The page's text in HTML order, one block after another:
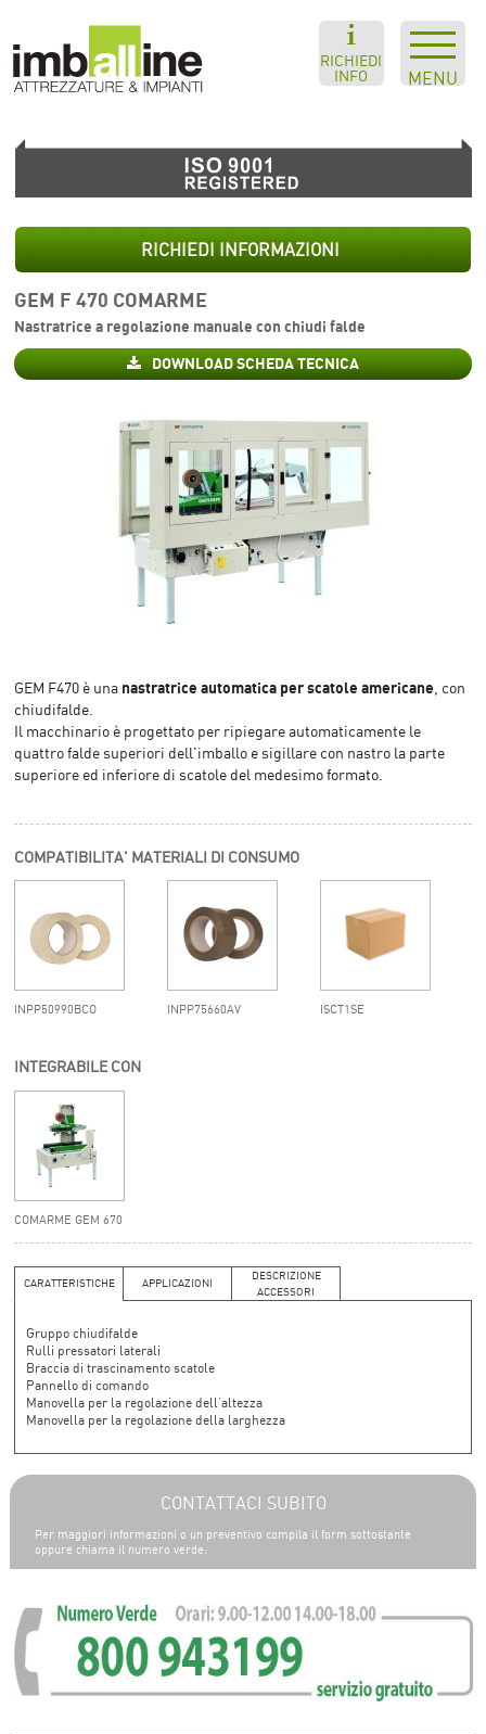
MENU
RICHIEDI
INFO
RICHIEDI INFORMAZIONI
GEM F 470 COMARME
Nastratrice a regolazione manuale con chiudi falde
DOWNLOAD SCHEDA TECNICA
GEM F470 è una nastratrice automatica per scatole americane, con
chiudifalde.
Il macchinario è progettato per ripiegare automaticamente le
quattro falde superiori dell'imballo e sigillare con nastro la parte
superiore ed inferiore di scatole del medesimo formato.
COMPATIBILITA' MATERIALI DI CONSUMO
INPP50990BCO INPP75660AV ISCT1SE
INTEGRABILE CON
COMARME GEM 670
CARATTERISTICHE APPLICAZIONI
DESCRIZIONE
ACCESSORI
Gruppo chiudifalde
Rulli pressatori laterali
Braccia di trascinamento scatole
Pannello di comando
Manovella per la regolazione dell’altezza
Manovella per la regolazione della larghezza
CONTATTACI SUBITO
Per maggiori informazioni o un preventivo compila il form sottostante
oppure chiama il numero verde: